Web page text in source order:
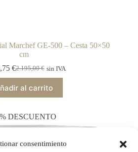
consentimiento
Marchef GE-500 – Cesta 50×50
cm
2.195,00€
El
original
era:
€
El
actual
es:
sin IVA
al carrito
DESCUENTO